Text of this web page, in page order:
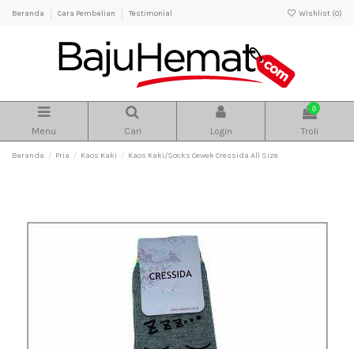
Beranda Cara Pembelian Testimonial Wishlist (0)
Menu Cari Login
0
Troli
Beranda Pria Kaos Kaki Kaos Kaki/Socks Cewek Cressida All Size